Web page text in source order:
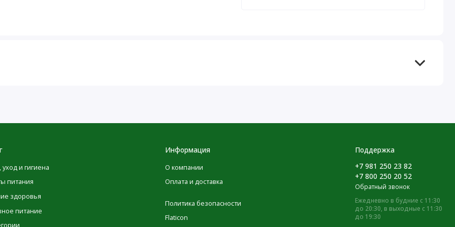
точности в изображениях и информации о
производителями, касающиеся упаковки или списка
того момента, как они будут опубликованы на сайте.
уход и гигиена
питания
здоровья
питание
Информация
О компании
Оплата и доставка
Политика безопасности
Flaticon
Поддержка
+7 981 250 23 82
+7 800 250 20 52
Обратный звонок
Ежедневно в будние с 11:30
до 20:30, в выходные с 11:30
до 19:30